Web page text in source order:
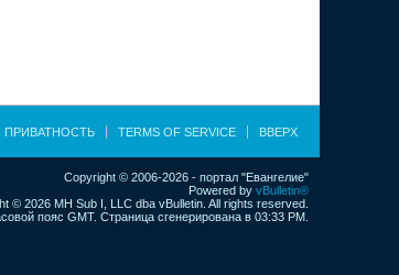
ПРИВАТНОСТЬ TERMS OF SERVICE ВВЕРХ
Copyright © 2006-2026 - портал "Евангелие"
Powered by vBulletin®
© 2026 MH Sub I, LLC dba vBulletin. All rights reserved.
пояс GMT. Страница сгенерирована в 03:33 PM.